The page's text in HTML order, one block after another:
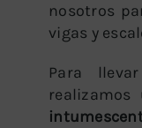
nosotros
vigas y
Para
realizamos